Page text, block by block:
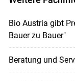
Bio Austria gibt
Bauer zu Bauer"
Beratung und